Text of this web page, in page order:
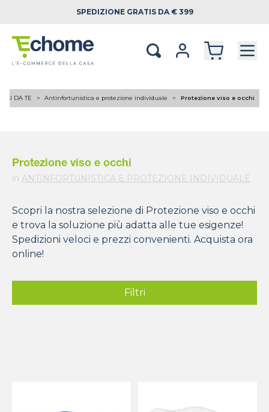
SPEDIZIONE GRATIS DA € 399
FAI DA TE Antinfortunistica e protezione individuale Protezione viso e occhi
Protezione viso e occhi
in ANTINFORTUNISTICA E PROTEZIONE INDIVIDUALE
Scopri la nostra selezione di Protezione viso e occhi
e trova la soluzione più adatta alle tue esigenze!
Spedizioni veloci e prezzi convenienti. Acquista ora
online!
Filtri